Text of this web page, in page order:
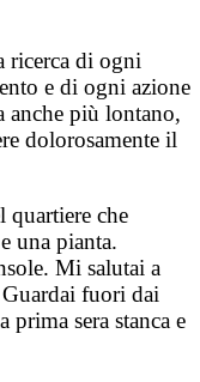
ricerca di ogni
e di ogni azione
più lontano,
dolorosamente il
quartiere che
una pianta.
Mi salutai a
Guardai fuori dai
sera stanca e